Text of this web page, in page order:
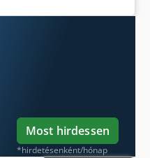
Most hirdessen
*hirdetésenként/hónap